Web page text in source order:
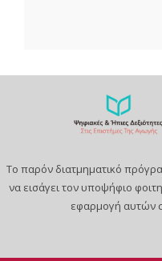
Το παρόν διατμηματικό
να εισάγει τον υποψήφιο
εφαρμογή αυτών